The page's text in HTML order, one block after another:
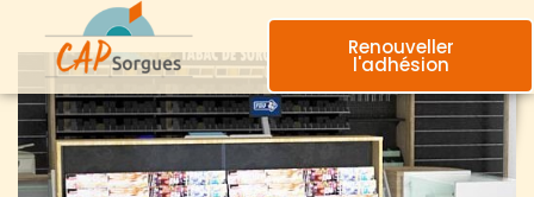
Renouveller
l'adhésion